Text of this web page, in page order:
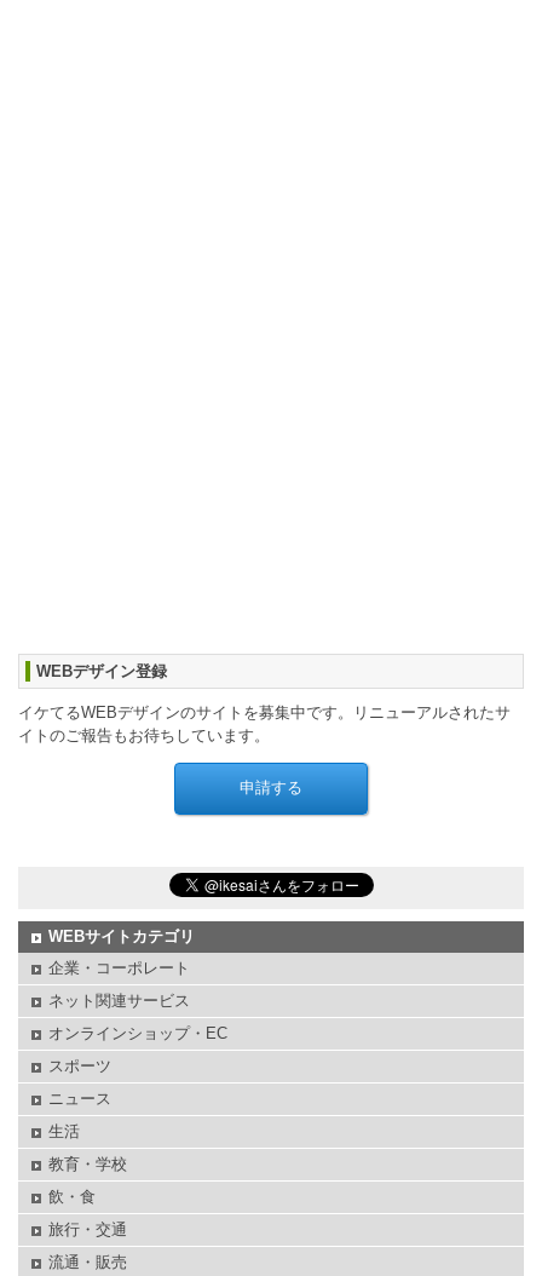
WEBデザイン登録
イケてるWEBデザインのサイトを募集中です。リニューアルされたサ
イトのご報告もお待ちしています。
WEBサイトカテゴリ
企業・コーポレート
ネット関連サービス
オンラインショップ・EC
スポーツ
ニュース
生活
教育・学校
飲・食
旅行・交通
流通・販売